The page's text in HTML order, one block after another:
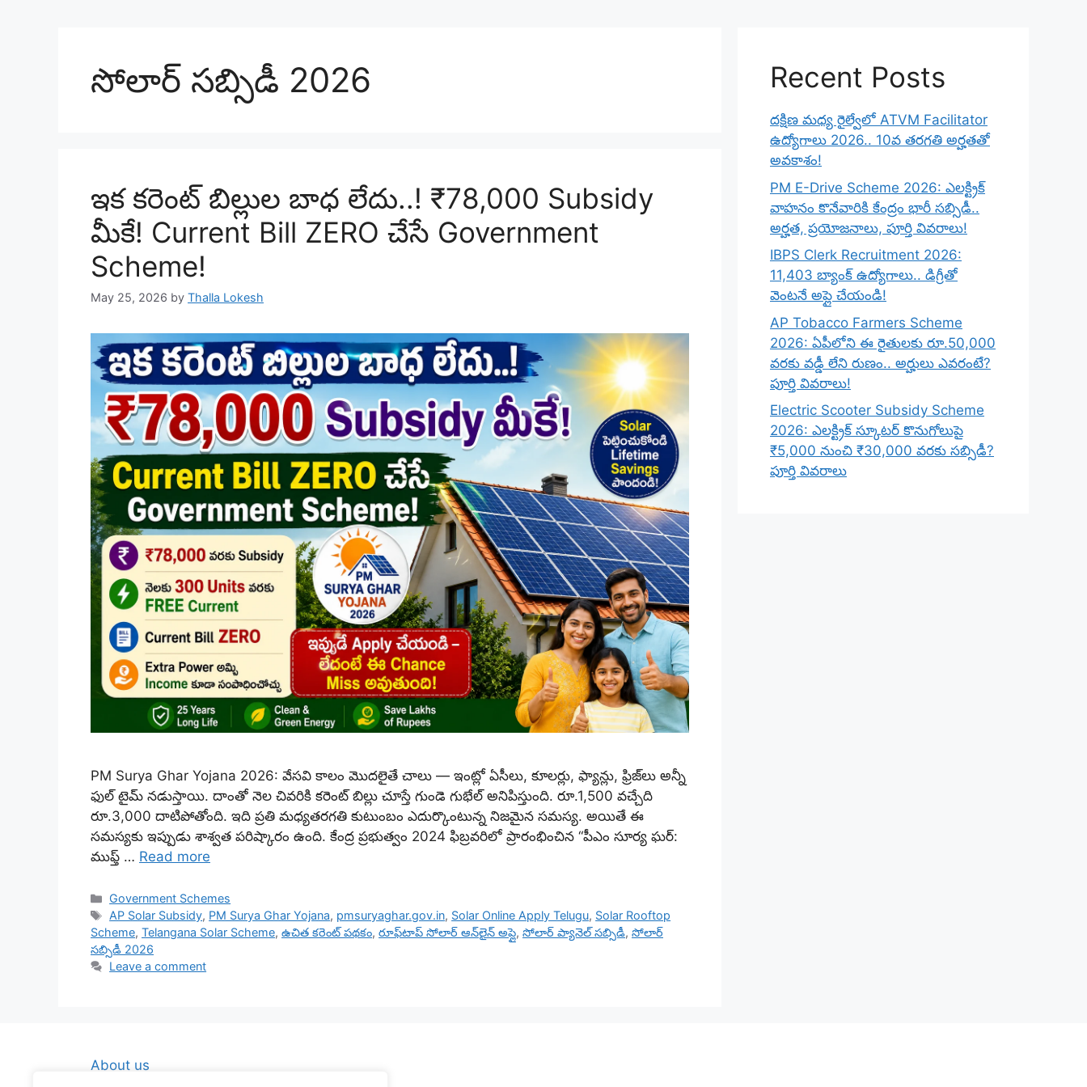
సోలార్ సబ్సిడీ 2026
ఇక కరెంట్ బిల్లుల బాధ లేదు..! ₹78,000 Subsidy
మీకే! Current Bill ZERO చేసే Government
Scheme!
May 25, 2026 by Thalla Lokesh
PM Surya Ghar Yojana 2026: వేసవి కాలం మొదలైతే చాలు — ఇంట్లో ఏసీలు, కూలర్లు, ఫ్యాన్లు, ఫ్రిజ్‌లు అన్నీ
ఫుల్ టైమ్ నడుస్తాయి. దాంతో నెల చివరికి కరెంట్ బిల్లు చూస్తే గుండె గుభేల్ అనిపిస్తుంది. రూ.1,500 వచ్చేది
రూ.3,000 దాటిపోతోంది. ఇది ప్రతి మధ్యతరగతి కుటుంబం ఎదుర్కొంటున్న నిజమైన సమస్య. అయితే ఈ
సమస్యకు ఇప్పుడు శాశ్వత పరిష్కారం ఉంది. కేంద్ర ప్రభుత్వం 2024 ఫిబ్రవరిలో ప్రారంభించిన “పీఎం సూర్య ఘర్:
ముఫ్త్ … Read more
Categories
Government Schemes
Tags
AP Solar Subsidy, PM Surya Ghar Yojana, pmsuryaghar.gov.in, Solar Online Apply Telugu, Solar Rooftop
Scheme, Telangana Solar Scheme, ఉచిత కరెంట్ పథకం, రూఫ్‌టాప్ సోలార్ ఆన్‌లైన్ అప్లై, సోలార్ ప్యానెల్ సబ్సిడీ, సోలార్
సబ్సిడీ 2026
Leave a comment
Recent Posts
దక్షిణ మధ్య రైల్వేలో ATVM Facilitator
ఉద్యోగాలు 2026.. 10వ తరగతి అర్హతతో
అవకాశం!
PM E-Drive Scheme 2026: ఎలక్ట్రిక్
వాహనం కొనేవారికి కేంద్రం భారీ సబ్సిడీ..
అర్హత, ప్రయోజనాలు, పూర్తి వివరాలు!
IBPS Clerk Recruitment 2026:
11,403 బ్యాంక్ ఉద్యోగాలు.. డిగ్రీతో
వెంటనే అప్లై చేయండి!
AP Tobacco Farmers Scheme
2026: ఏపీలోని ఈ రైతులకు రూ.50,000
వరకు వడ్డీ లేని రుణం.. అర్హులు ఎవరంటే?
పూర్తి వివరాలు!
Electric Scooter Subsidy Scheme
2026: ఎలక్ట్రిక్ స్కూటర్ కొనుగోలుపై
₹5,000 నుంచి ₹30,000 వరకు సబ్సిడీ?
పూర్తి వివరాలు
About us